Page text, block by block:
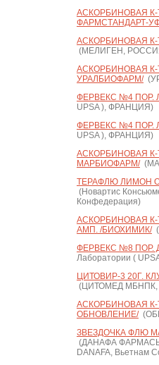
АСКОРБИНОВАЯ К-
ФАРМСТАНДАРТ-
АСКОРБИНОВАЯ К-
(МЕЛИГЕН,
АСКОРБИНОВАЯ К-
УРАЛБИОФАРМ/
ФЕРВЕКС №4 ПОР.
UPSA ), ФРАНЦИЯ)
ФЕРВЕКС №4 ПОР.
UPSA ), ФРАНЦИЯ)
АСКОРБИНОВАЯ К-
МАРБИОФАРМ/
ТЕРАФЛЮ ЛИМОН
(Новартис
Конфедерация)
АСКОРБИНОВАЯ К-
АМП. /БИОХИМИК/
ФЕРВЕКС №8 ПОР.
Лаборатории (
ЦИТОВИР-3 20Г.
(ЦИТОМЕД
АСКОРБИНОВАЯ К-
ОБНОВЛЕНИЕ/
ЗВЕЗДОЧКА ФЛЮ
(ДАНАФА
DANAFA, Вьетнам